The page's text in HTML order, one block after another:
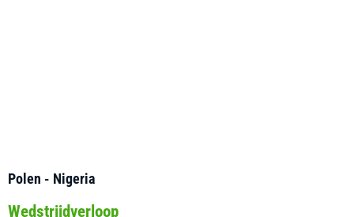
Polen - Nigeria
Wedstrijdverloop